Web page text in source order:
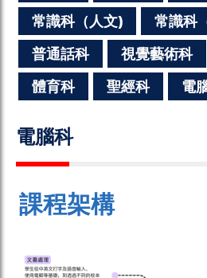
常識科（人文)
常識科
普通話科
視覺藝術科
體育科
聖經科 電
電腦科
課程架構